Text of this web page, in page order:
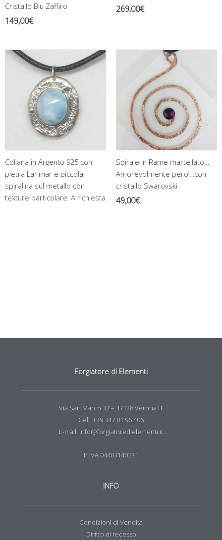
Cristallo Blu Zaffiro
149,00€
269,00€
Collana in Argento 925 con
pietra Larimar e piccola
spiralina sul metallo con
texture particolare. A richiesta
Spirale in Rame martellato…
Amorevolmente pero’…con
cristallo Swarovski
49,00€
Forgiatore di Elementi
Via San Marco 37 – 37138 Verona IT
Cell. +39 347 01 96 406
E-mail: info@forgiatoredielementi.it
P.IVA 04403140231
INFO
Condizioni di Vendita
Diritto di recesso